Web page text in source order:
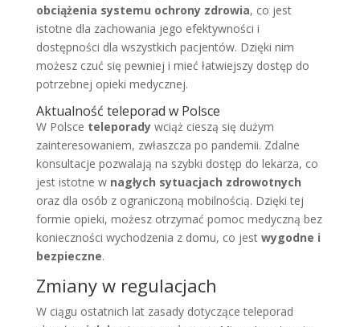
obciążenia systemu ochrony zdrowia, co jest
istotne dla zachowania jego efektywności i
dostępności dla wszystkich pacjentów. Dzięki nim
możesz czuć się pewniej i mieć łatwiejszy dostęp do
potrzebnej opieki medycznej.
Aktualność teleporad w Polsce
W Polsce teleporadywciąż cieszą się dużym
zainteresowaniem, zwłaszcza po pandemii. Zdalne
konsultacje pozwalają na szybki dostęp do lekarza, co
jest istotne w nagłych sytuacjach zdrowotnych
oraz dla osób z ograniczoną mobilnością. Dzięki tej
formie opieki, możesz otrzymać pomoc medyczną bez
konieczności wychodzenia z domu, co jest wygodne i
bezpieczne.
Zmiany w regulacjach
W ciągu ostatnich lat zasady dotyczące teleporad